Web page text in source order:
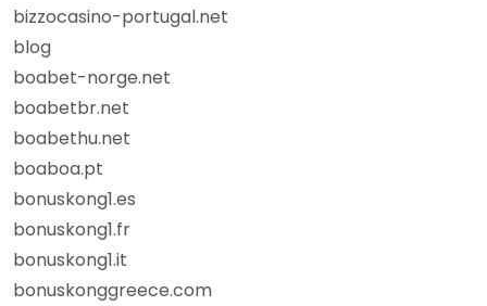
bizzocasino-portugal.net
blog
boabet-norge.net
boabetbr.net
boabethu.net
boaboa.pt
bonuskong1.es
bonuskong1.fr
bonuskong1.it
bonuskonggreece.com